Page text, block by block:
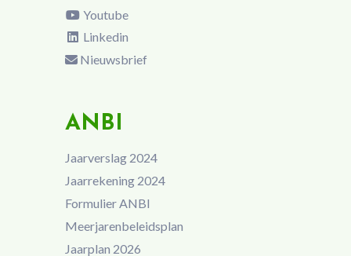
Youtube
Linkedin
Nieuwsbrief
ANBI
Jaarverslag 2024
Jaarrekening 2024
Formulier ANBI
Meerjarenbeleidsplan
Jaarplan 2026